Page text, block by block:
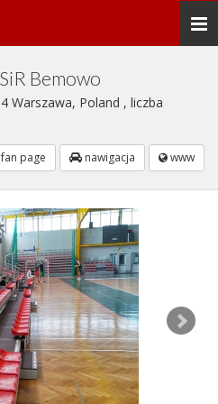
Bemowo
Warszawa, Poland , liczba
fan page nawigacja www